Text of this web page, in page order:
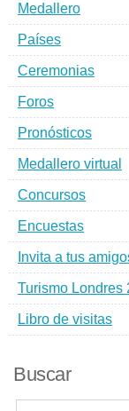
Medallero
Países
Ceremonias
Foros
Pronósticos
Medallero virtual
Concursos
Encuestas
Invita a tus
Turismo Londres
Libro de visitas
Buscar